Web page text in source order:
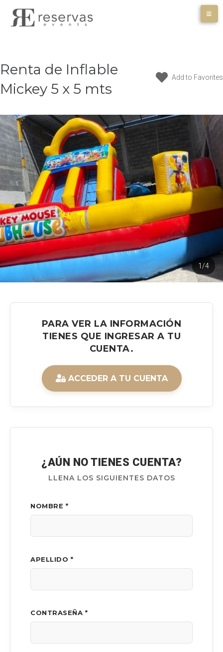
Renta de Inflable
Mickey 5 x 5 mts
Add to Favorites
1/4
PARA VER LA INFORMACIÓN
TIENES QUE INGRESAR A TU
CUENTA.
ACCEDER A TU CUENTA
¿AÚN NO TIENES CUENTA?
LLENA LOS SIGUIENTES DATOS
NOMBRE *
APELLIDO *
CONTRASEÑA *